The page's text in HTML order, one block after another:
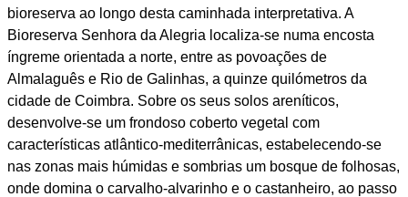
bioreserva ao longo desta caminhada interpretativa. A
Bioreserva Senhora da Alegria localiza-se numa encosta
íngreme orientada a norte, entre as povoações de
Almalaguês e Rio de Galinhas, a quinze quilómetros da
cidade de Coimbra. Sobre os seus solos areníticos,
desenvolve-se um frondoso coberto vegetal com
características atlântico-mediterrânicas, estabelecendo-se
nas zonas mais húmidas e sombrias um bosque de folhosas,
onde domina o carvalho-alvarinho e o castanheiro, ao passo